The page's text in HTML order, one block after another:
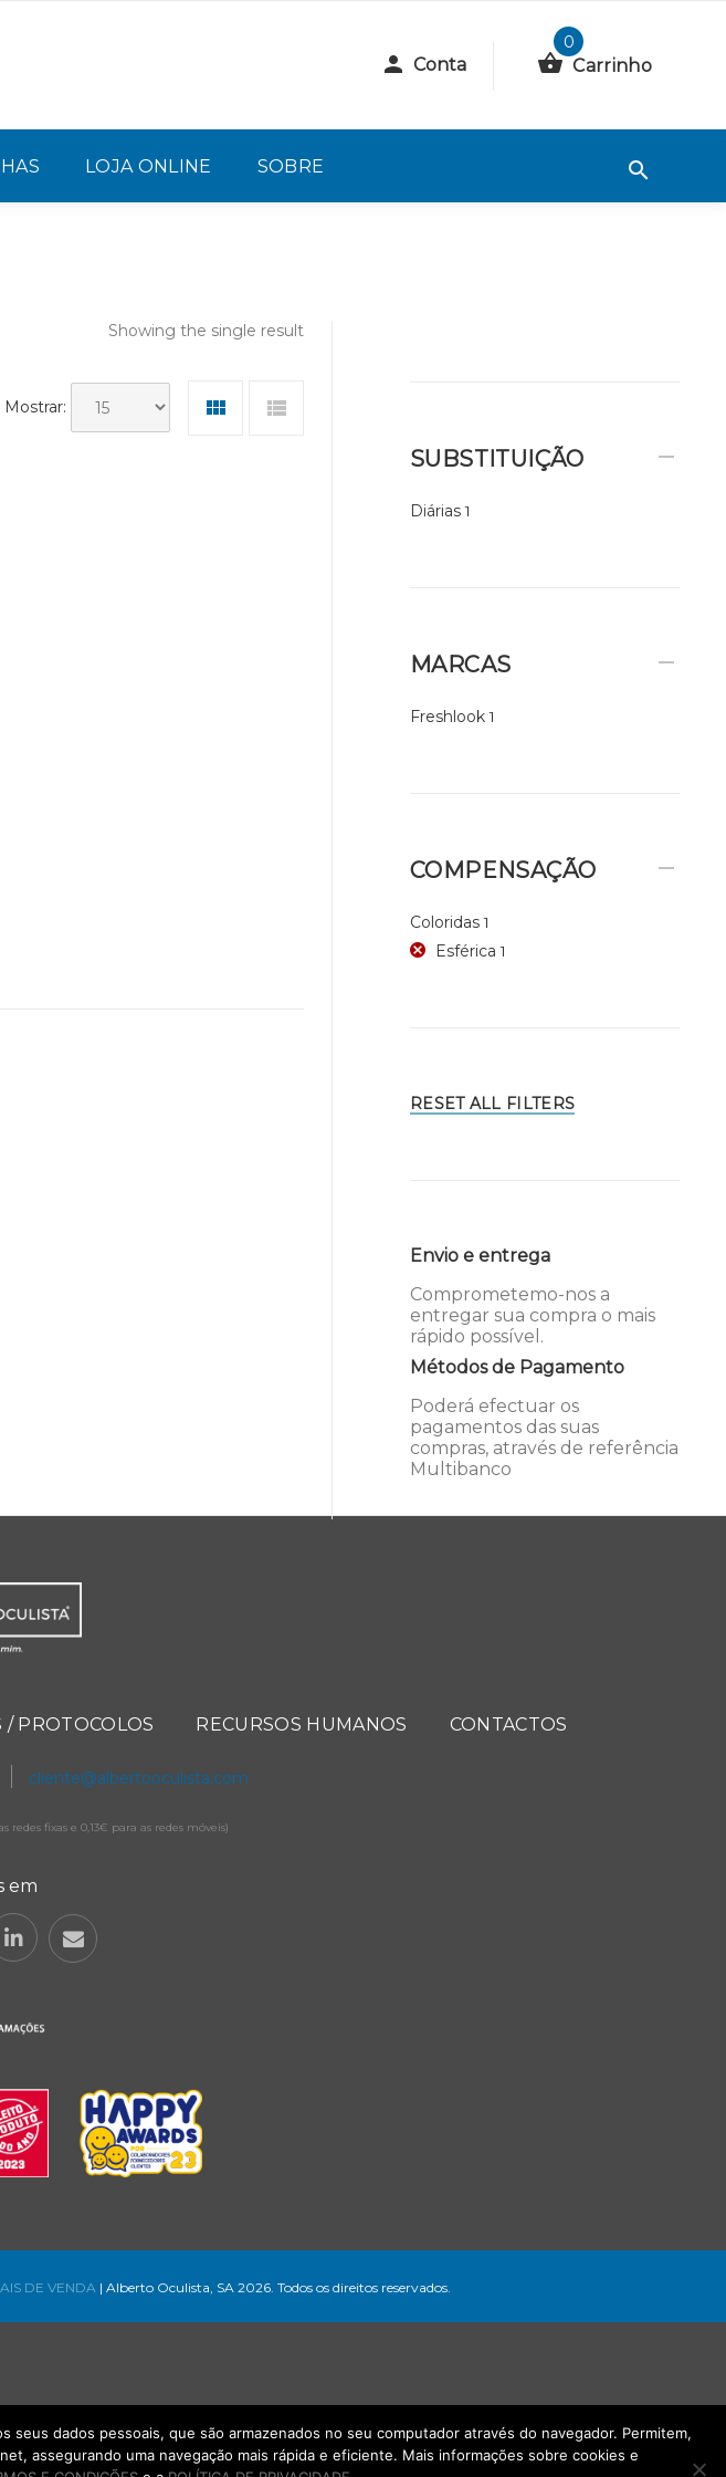
Conta
0
Carrinho
LOJA ONLINE SOBRE
Showing the single result
Mostrar:
SUBSTITUIÇÃO
Diárias 1
MARCAS
Freshlook 1
COMPENSAÇÃO
Coloridas 1
Esférica 1
RESET ALL FILTERS
Envio e entrega
Comprometemo-nos a
entregar sua compra o mais
rápido possível.
Métodos de Pagamento
Poderá efectuar os
pagamentos das suas
compras, através de referência
Multibanco
/ PROTOCOLOS RECURSOS HUMANOS CONTACTOS
cliente@albertooculista.com
fixas e 0,13€ para as redes móveis)
em
DE VENDA | Alberto Oculista, SA 2026. Todos os direitos reservados.
dados pessoais, que são armazenados no seu computador através do navegador. Permitem,
assegurando uma navegação mais rápida e eficiente. Mais informações sobre cookies e